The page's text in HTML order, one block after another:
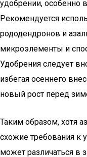
удобрении, особенно
Рекомендуется
рододендронов и
микроэлементы и
Удобрения следует
избегая осеннего
новый рост перед
Таким образом, хотя
схожие требования к
может различаться в